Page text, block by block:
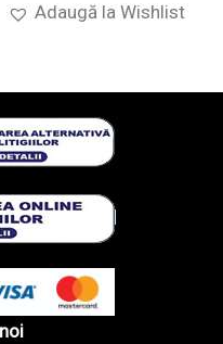
Adaugă la Wishlist